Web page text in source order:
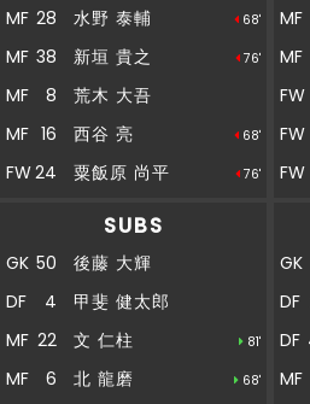
後半
27' ４４野々村ＯＵＴ→
後半
29'
31' ３８新垣ＯＵＴ→１
後半
31' ２４粟飯原ＯＵＴ→
MF 28 水野 泰輔 68'
MF 38 新垣 貴之 76'
MF 8
荒木 大吾
MF 16 西谷 亮 68'
FW24 粟飯原 尚平 76'
SUBS
GK 50
後藤 大輝
DF
4
甲斐 健太郎
MF 22 文 仁柱 81'
MF 6 北 龍磨 68'
MF
MF
FW
FW
FW
GK
DF
DF
MF